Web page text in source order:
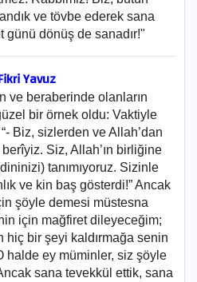
ve tövbe ederek sana
günü dönüş de sanadır!"
Yavuz
ve beraberinde olanların
bir örnek oldu: Vaktiyle
Biz, sizlerden ve Allah’dan
berîyiz. Siz, Allah’ın birliğine
tanımıyoruz. Sizinle
ve kin baş gösterdi!” Ancak
şöyle demesi müstesna
için mağfiret dileyeceğim;
hiç bir şeyi kaldırmağa senin
halde ey müminler, siz şöyle
sana tevekkül ettik, sana